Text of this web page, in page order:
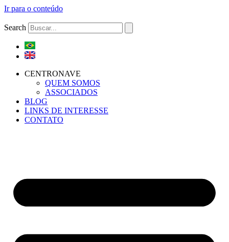
Ir para o conteúdo
Search
CENTRONAVE
QUEM SOMOS
ASSOCIADOS
BLOG
LINKS DE INTERESSE
CONTATO